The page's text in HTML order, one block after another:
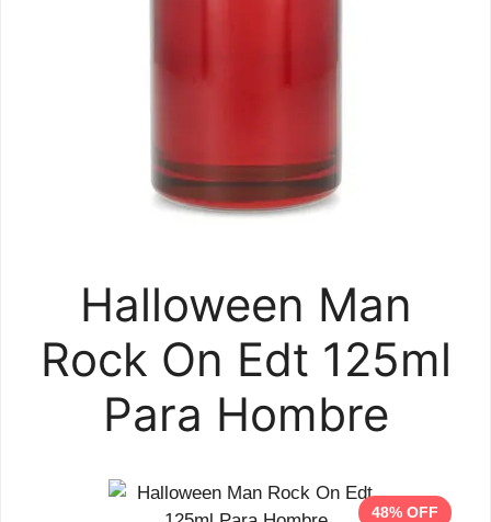
Halloween Man
Rock On Edt 125ml
Para Hombre
48% OFF